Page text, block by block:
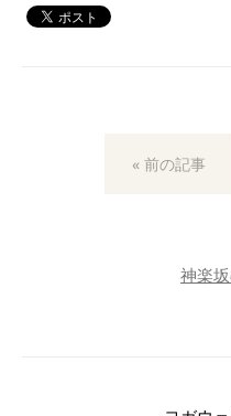
« 前の記事
神楽